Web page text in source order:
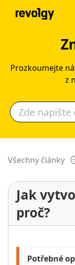
Prozkoumejte
z
Všechny články
Jak
proč?
Potřebné